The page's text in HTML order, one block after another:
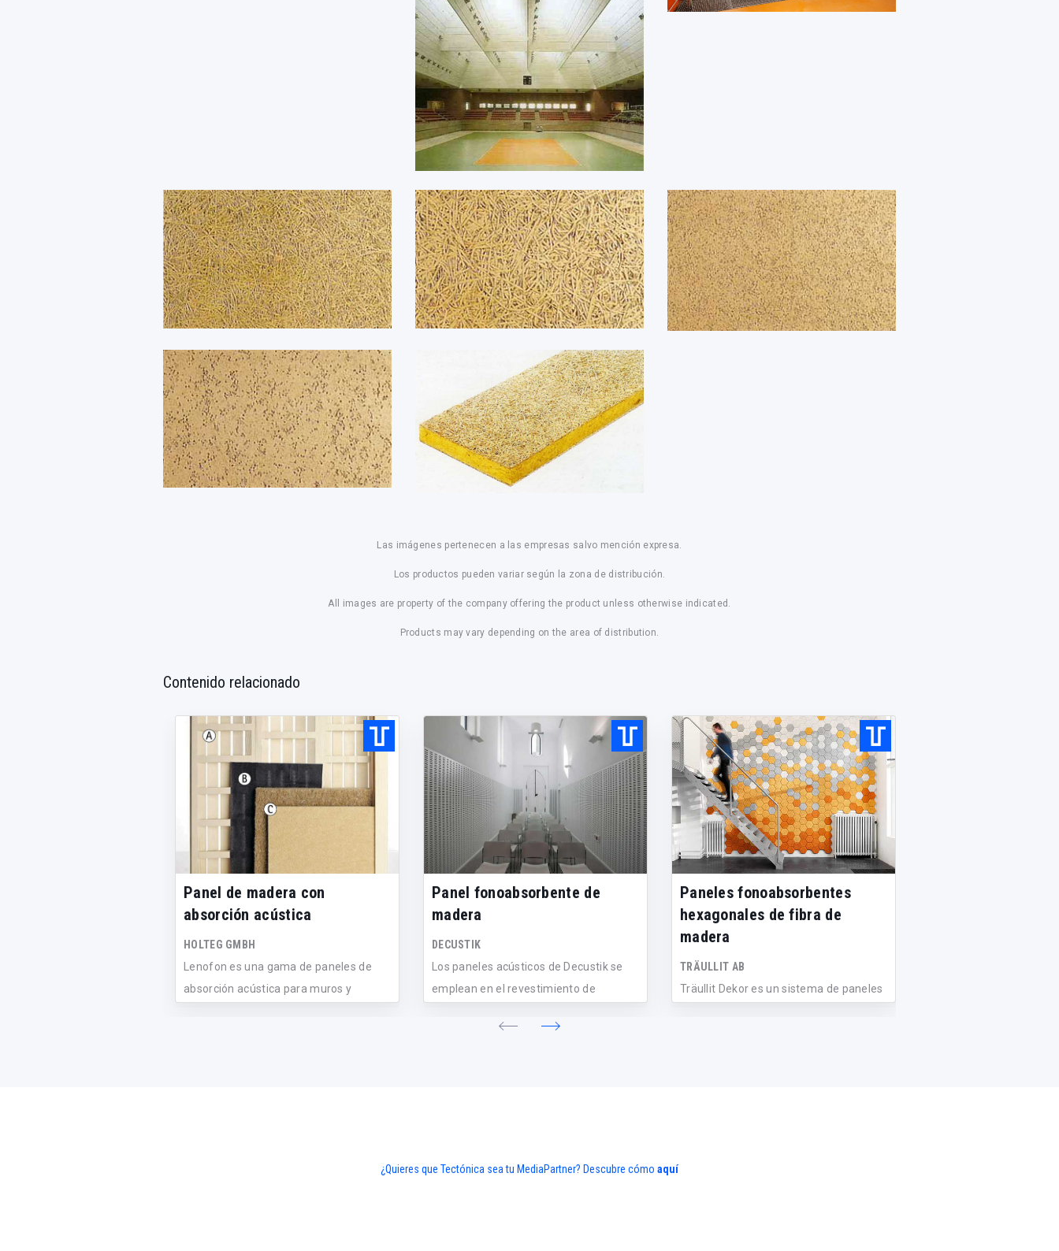
Las imágenes pertenecen a las empresas salvo mención expresa.
Los productos pueden variar según la zona de distribución.
All images are property of the company offering the product unless otherwise indicated.
Products may vary depending on the area of distribution.
Contenido relacionado
Panel de madera con
absorción acústica
HOLTEG GMBH
Lenofon es una gama de paneles de
absorción acústica para muros y
Panel fonoabsorbente de
madera
DECUSTIK
Los paneles acústicos de Decustik se
emplean en el revestimiento de
Paneles fonoabsorbentes
hexagonales de fibra de
madera
TRÄULLIT AB
Träullit Dekor es un sistema de paneles
¿Quieres que Tectónica sea tu MediaPartner? Descubre cómo aquí